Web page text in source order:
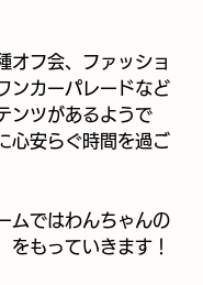
オフ会、ファッショ
ンカーパレードなど
ンツがあるようで
心安らぐ時間を過ご
ムではわんちゃんの
をもっていきます！